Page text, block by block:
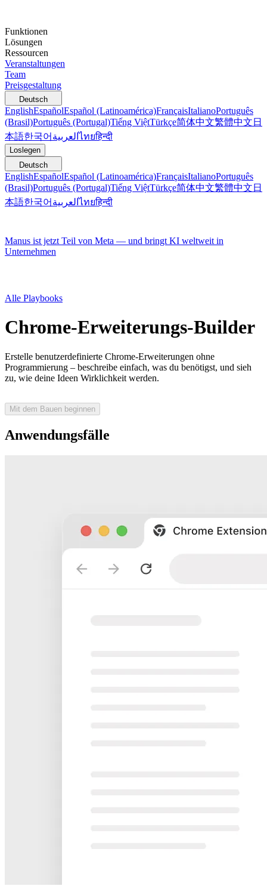
Funktionen
Lösungen
Ressourcen
Veranstaltungen
Team
Preisgestaltung
Deutsch
EnglishEspañolEspañol (Latinoamérica)FrançaisItalianoPortuguês
(Brasil)Português (Portugal)Tiếng ViệtTürkçe简体中文繁體中文 日
本語한국어 العربيةไทยहिन्दी
Loslegen
Deutsch
EnglishEspañolEspañol (Latinoamérica)FrançaisItalianoPortuguês
(Brasil)Português (Portugal)Tiếng ViệtTürkçe简体中文繁體中文 日
本語한국어 العربيةไทยहिन्दी
Manus ist jetzt Teil von Meta — und bringt KI weltweit in
Unternehmen
Alle Playbooks
Chrome-Erweiterungs-Builder
Erstelle benutzerdefinierte Chrome-Erweiterungen ohne
Programmierung – beschreibe einfach, was du benötigst, und sieh
zu, wie deine Ideen Wirklichkeit werden.
Mit dem Bauen beginnen
Anwendungsfälle